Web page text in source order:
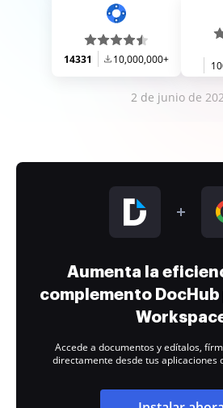
14331 10,000,000+
2 de junio de
Aumenta la
complemento
Accede a documentos y edítalos,
directamente desde tus aplicaciones